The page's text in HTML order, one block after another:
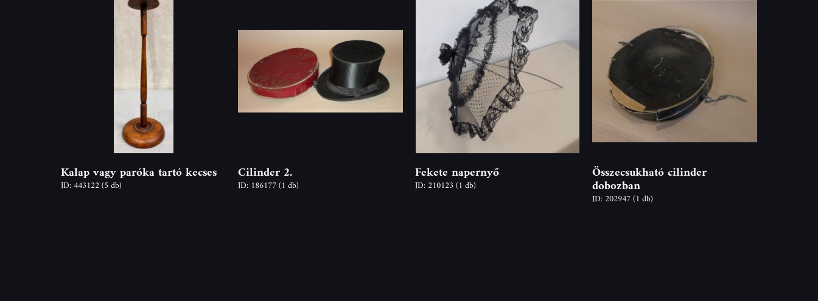
Kalap vagy paróka tartó kecses
ID: 443122(5 db)
Cilinder 2.
ID: 186177(1 db)
Fekete napernyő
ID: 210123(1 db)
Összecsukható cilinder
dobozban
ID: 202947(1 db)